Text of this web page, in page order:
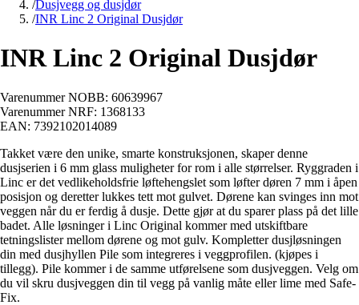
/Dusjvegg og dusjdør
/INR Linc 2 Original Dusjdør
INR Linc 2 Original Dusjdør
Varenummer NOBB: 60639967
Varenummer NRF: 1368133
EAN: 7392102014089
Takket være den unike, smarte konstruksjonen, skaper denne
dusjserien i 6 mm glass muligheter for rom i alle størrelser. Ryggraden i
Linc er det vedlikeholdsfrie løftehengslet som løfter døren 7 mm i åpen
posisjon og deretter lukkes tett mot gulvet. Dørene kan svinges inn mot
veggen når du er ferdig å dusje. Dette gjør at du sparer plass på det lille
badet. Alle løsninger i Linc Original kommer med utskiftbare
tetningslister mellom dørene og mot gulv. Kompletter dusjløsningen
din med dusjhyllen Pile som integreres i veggprofilen. (kjøpes i
tillegg). Pile kommer i de samme utførelsene som dusjveggen. Velg om
du vil skru dusjveggen din til vegg på vanlig måte eller lime med Safe-
Fix.